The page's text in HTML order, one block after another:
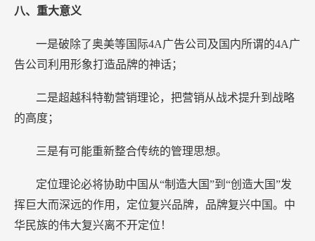
八、重大意义
一是破除了奥美等国际4A广告公司及国内所谓的4A广
告公司利用形象打造品牌的神话；
二是超越科特勒营销理论，把营销从战术提升到战略
的高度；
三是有可能重新整合传统的管理思想。
定位理论必将协助中国从“制造大国”到“创造大国”发
挥巨大而深远的作用，定位复兴品牌，品牌复兴中国。中
华民族的伟大复兴离不开定位！